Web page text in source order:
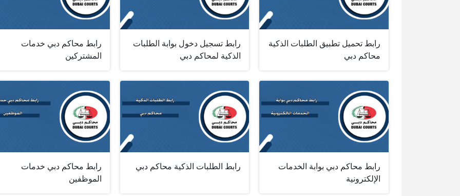
رابط تحميل تطبيق الطلبات الذكية
محاكم دبي
رابط تسجيل دخول بوابة الطلبات
الذكية لمحاكم دبي
رابط محاكم دبي خدمات
المشتركين
رابط محاكم دبي بوابة الخدمات
الإلكترونية
رابط الطلبات الذكية محاكم دبي
رابط محاكم دبي خدمات
الموظفين